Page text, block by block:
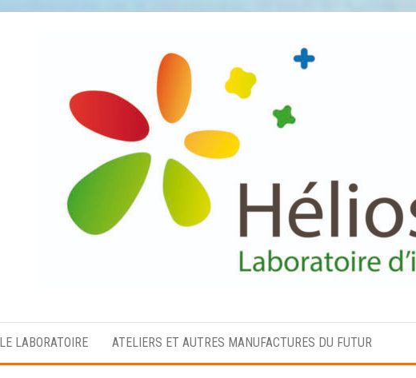
d'idées
LE LABORATOIRE ATELIERS ET AUTRES MANUFACTURES DU FUTUR